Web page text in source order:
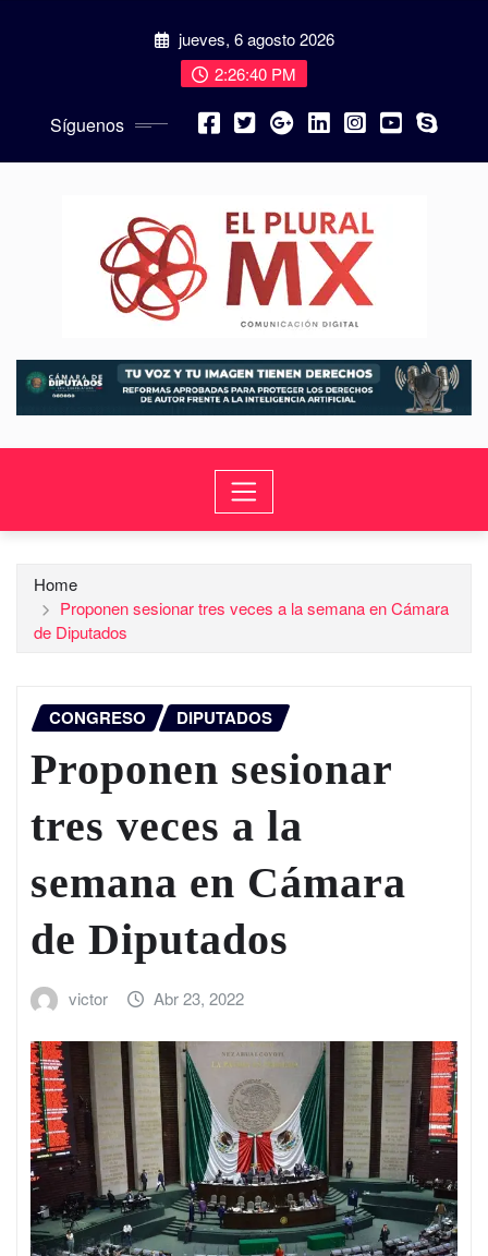
jueves, 6 agosto 2026
2:26:41 PM
Síguenos
Home
Proponen sesionar tres veces a la semana en Cámara
de Diputados
CONGRESO DIPUTADOS
Proponen sesionar
tres veces a la
semana en Cámara
de Diputados
victor Abr 23, 2022